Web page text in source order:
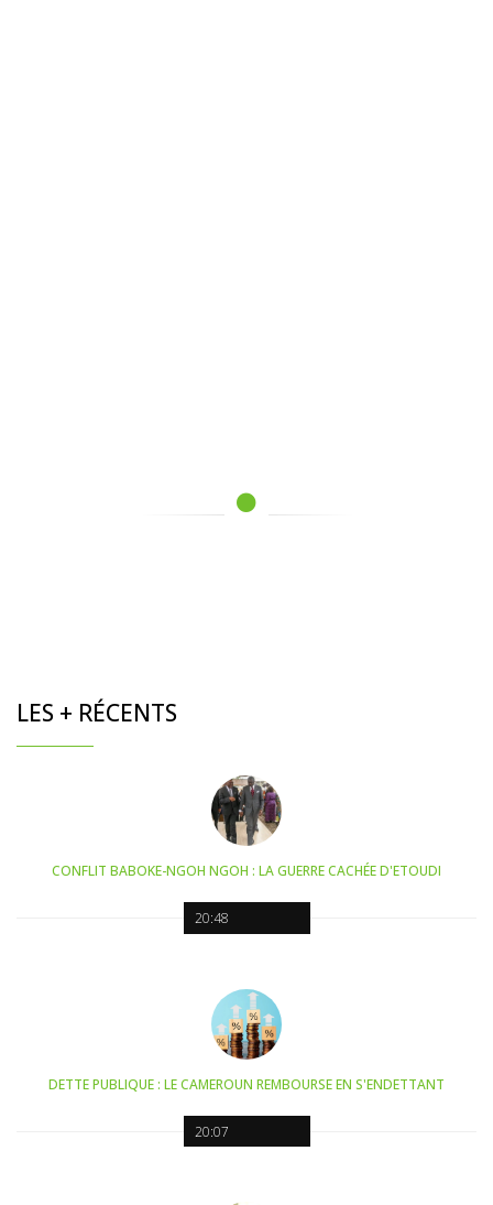
LES + RÉCENTS
20:48
CONFLIT BABOKE-NGOH NGOH : LA GUERRE CACHÉE D'ETOUDI
20:07
DETTE PUBLIQUE : LE CAMEROUN REMBOURSE EN S'ENDETTANT